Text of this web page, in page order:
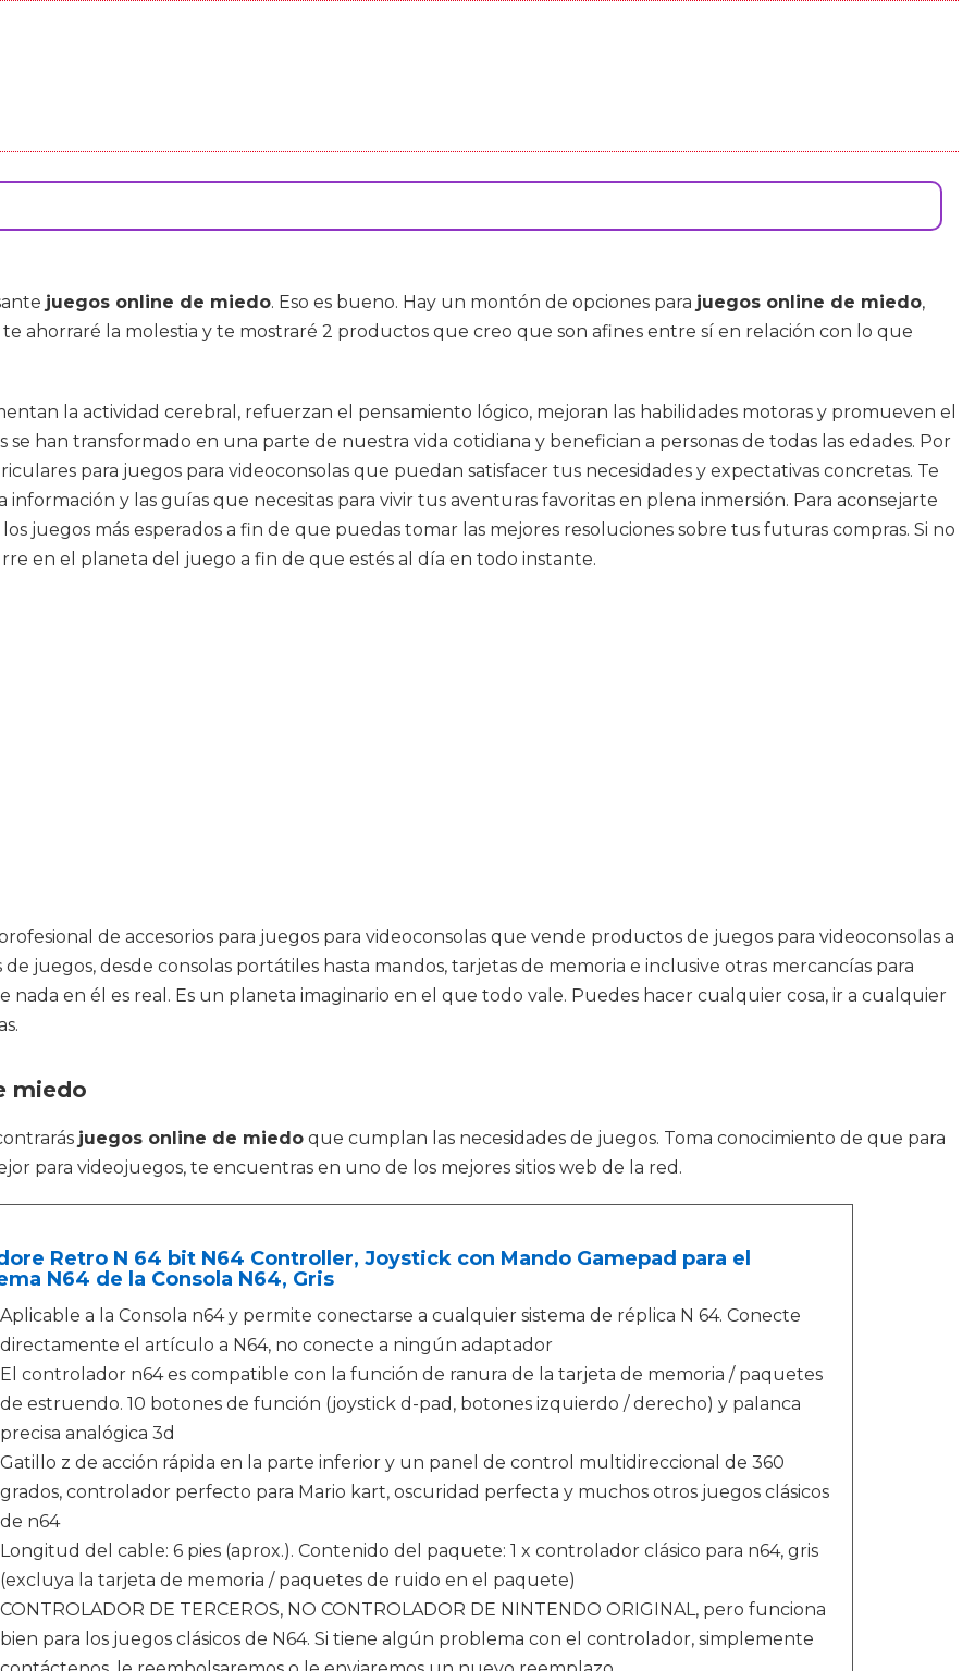
juegos online de miedo. Eso es bueno. Hay un montón de opciones para juegos online de miedo,
ahorraré la molestia y te mostraré 2 productos que creo que son afines entre sí en relación con lo que
la actividad cerebral, refuerzan el pensamiento lógico, mejoran las habilidades motoras y promueven el
han transformado en una parte de nuestra vida cotidiana y benefician a personas de todas las edades. Por
para juegos para videoconsolas que puedan satisfacer tus necesidades y expectativas concretas. Te
y las guías que necesitas para vivir tus aventuras favoritas en plena inmersión. Para aconsejarte
juegos más esperados a fin de que puedas tomar las mejores resoluciones sobre tus futuras compras. Si no
en el planeta del juego a fin de que estés al día en todo instante.
de accesorios para juegos para videoconsolas que vende productos de juegos para videoconsolas a
juegos, desde consolas portátiles hasta mandos, tarjetas de memoria e inclusive otras mercancías para
en él es real. Es un planeta imaginario en el que todo vale. Puedes hacer cualquier cosa, ir a cualquier
miedo
juegos online de miedo que cumplan las necesidades de juegos. Toma conocimiento de que para
para videojuegos, te encuentras en uno de los mejores sitios web de la red.
Retro N 64 bit N64 Controller, Joystick con Mando Gamepad para el
N64 de la Consola N64, Gris
Aplicable a la Consola n64 y permite conectarse a cualquier sistema de réplica N 64. Conecte
directamente el artículo a N64, no conecte a ningún adaptador
El controlador n64 es compatible con la función de ranura de la tarjeta de memoria / paquetes
de estruendo. 10 botones de función (joystick d-pad, botones izquierdo / derecho) y palanca
precisa analógica 3d
Gatillo z de acción rápida en la parte inferior y un panel de control multidireccional de 360
grados, controlador perfecto para Mario kart, oscuridad perfecta y muchos otros juegos clásicos
de n64
Longitud del cable: 6 pies (aprox.). Contenido del paquete: 1 x controlador clásico para n64, gris
(excluya la tarjeta de memoria / paquetes de ruido en el paquete)
CONTROLADOR DE TERCEROS, NO CONTROLADOR DE NINTENDO ORIGINAL, pero funciona
bien para los juegos clásicos de N64. Si tiene algún problema con el controlador, simplemente